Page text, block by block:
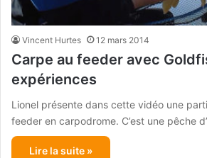
Vincent Hurtes 12 mars 2014
Carpe au feeder avec
expériences
Lionel présente dans cette vidéo une
feeder en carpodrome. C’est une pêche
Lire la suite »